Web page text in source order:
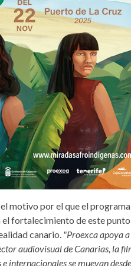
el motivo por el que el
el fortalecimiento de este
canario. "Proexca apoya
audiovisual de Canarias, la
internacionales se muevan